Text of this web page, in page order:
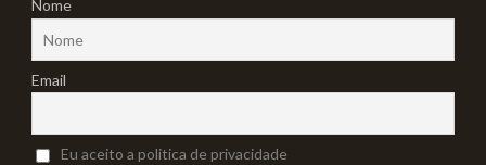
Nome
Email
Eu aceito a politica de privacidade